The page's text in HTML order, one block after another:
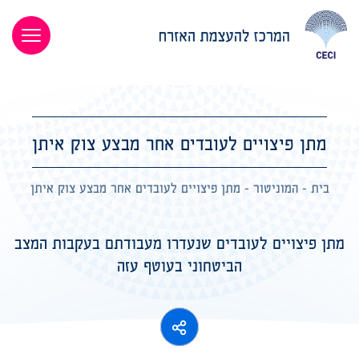
מתן פיצויים לעובדים אחר מבצע צוק איתן
בית -המוניטור - מתן פיצויים לעובדים אחר מבצע צוק איתן
מתן פיצויים לעובדים שנעדרו מעבודתם בעקבות המצב
הביטחוני בעוטף עזה